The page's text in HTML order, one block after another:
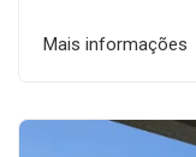
Mais informações